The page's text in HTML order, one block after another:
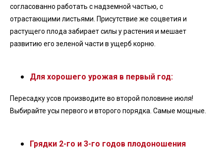
согласованно работать с надземной частью, с
отрастающими листьями. Присутствие же соцветия и
растущего плода забирает силы у растения и мешает
развитию его зеленой части в ущерб корню.
Для хорошего урожая в первый год:
Пересадку усов производите во второй половине июля!
Выбирайте усы первого и второго порядка. Самые мощные.
Грядки 2-го и 3-го годов плодоношения